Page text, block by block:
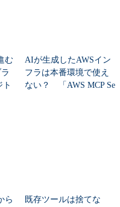
む
ト
AIが生成したAWSイン
フラは本番環境で使え
ない？ 「AWS MCP Se
ら
既存ツールは捨てな